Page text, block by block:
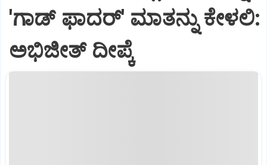
'ಗಾಡ್ ಫಾದರ್' ಮಾತನ್ನು ಕೇಳಲಿ:
ಅಭಿಜೀತ್ ದೀಪ್ಕೆ